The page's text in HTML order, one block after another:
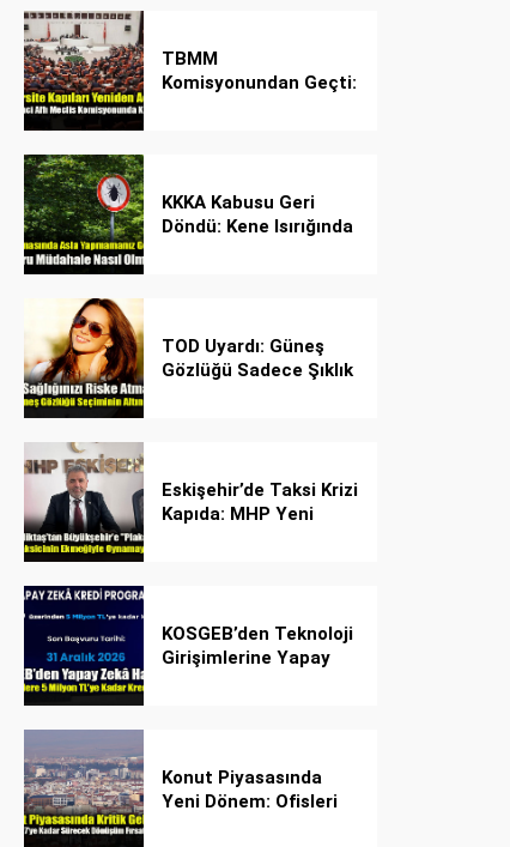
TBMM
Komisyonundan Geçti:
KKKA Kabusu Geri
Döndü: Kene Isırığında
TOD Uyardı: Güneş
Gözlüğü Sadece Şıklık
Eskişehir’de Taksi Krizi
Kapıda: MHP Yeni
KOSGEB’den Teknoloji
Girişimlerine Yapay
Konut Piyasasında
Yeni Dönem: Ofisleri